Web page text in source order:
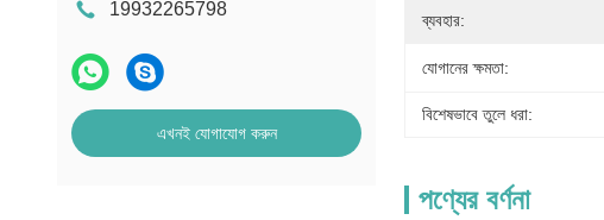
19932265798
এখনই যোগাযোগ করুন
ব্যবহার:
যোগানের ক্ষমতা:
বিশেষভাবে তুলে ধরা:
পণ্যের বর্ণনা